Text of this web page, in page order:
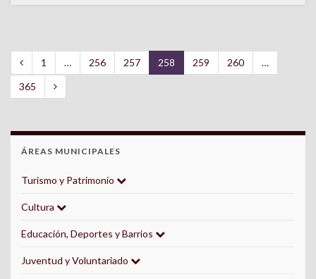
1 … 256 257 258 259 260
…
365
ÁREAS MUNICIPALES
Turismo y Patrimonio
Cultura
Educación, Deportes y Barrios
Juventud y Voluntariado